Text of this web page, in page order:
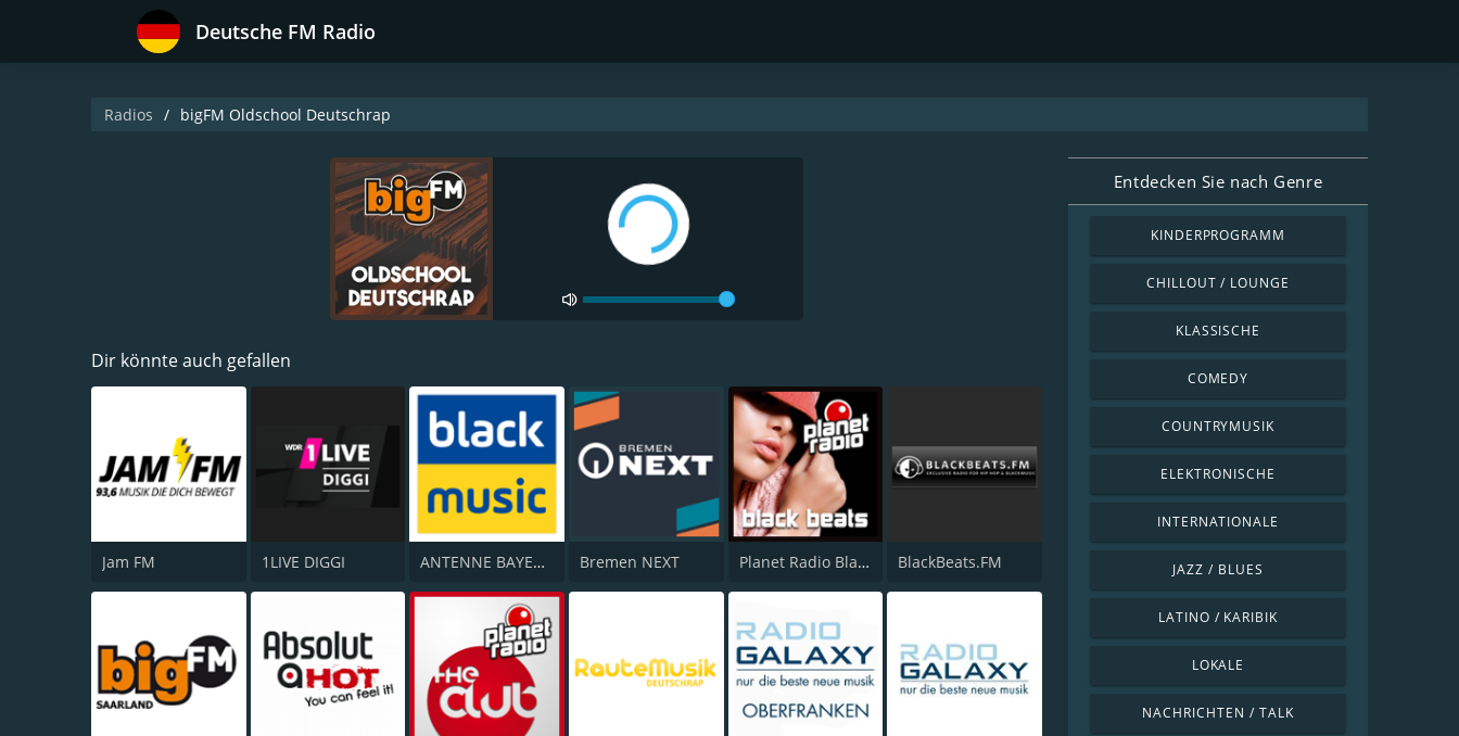
Deutsche FM Radio
Radios bigFM Oldschool Deutschrap
Dir könnte auch gefallen
Jam FM 1LIVE DIGGI ANTENNE BAYERN Black Beatz Bremen NEXT Planet Radio Black Beats BlackBeats.FM
Entdecken Sie nach Genre
KINDERPROGRAMM
CHILLOUT / LOUNGE
KLASSISCHE
COMEDY
COUNTRYMUSIK
ELEKTRONISCHE
INTERNATIONALE
JAZZ / BLUES
LATINO / KARIBIK
LOKALE
NACHRICHTEN / TALK